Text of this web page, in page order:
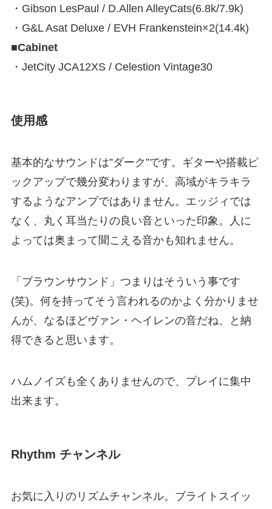
・Gibson LesPaul / D.Allen AlleyCats(6.8k/7.9k)
・G&L Asat Deluxe / EVH Frankenstein×2(14.4k)
■Cabinet
・JetCity JCA12XS / Celestion Vintage30
使用感
基本的なサウンドは”ダーク”です。ギターや搭載ピ
ックアップで幾分変わりますが、高域がキラキラ
するようなアンプではありません。エッジィでは
なく、丸く耳当たりの良い音といった印象。人に
よっては奥まって聞こえる音かも知れません。
「ブラウンサウンド」つまりはそういう事です
(笑)。何を持ってそう言われるのかよく分かりませ
んが、なるほどヴァン・ヘイレンの音だね、と納
得できると思います。
ハムノイズも全くありませんので、プレイに集中
出来ます。
Rhythm チャンネル
お気に入りのリズムチャンネル。ブライトスイッ